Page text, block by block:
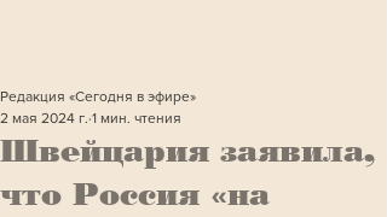
Швейцария заявила,
что Россия «на
Редакция «Сегодня в эфире»
2 мая 2024 г. 1 мин. чтения